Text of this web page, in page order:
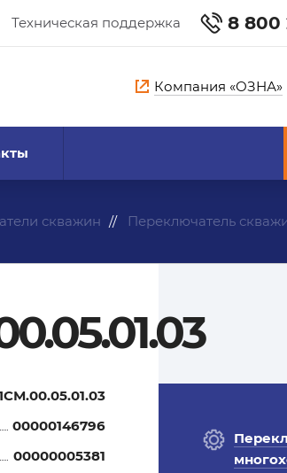
Техническая поддержка 8 800
Компания «ОЗНА»
скважин Переключатель
00000146796
00000005381